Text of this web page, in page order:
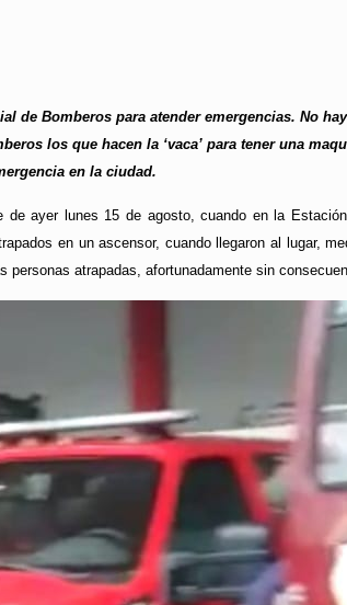
de Bomberos para atender emergencias. No
los que hacen la ‘vaca’ para tener una
en la ciudad.
ayer lunes 15 de agosto, cuando en la
en un ascensor, cuando llegaron al lugar,
atrapadas, afortunadamente sin